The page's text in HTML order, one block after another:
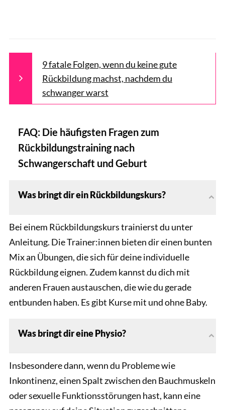
9 fatale Folgen, wenn du keine gute
Rückbildung machst, nachdem du
schwanger warst
FAQ: Die häufigsten Fragen zum
Rückbildungstraining nach
Schwangerschaft und Geburt
Was bringt dir ein Rückbildungskurs?
Bei einem Rückbildungskurs trainierst du unter
Anleitung. Die Trainer:innen bieten dir einen bunten
Mix an Übungen, die sich für deine individuelle
Rückbildung eignen. Zudem kannst du dich mit
anderen Frauen austauschen, die wie du gerade
entbunden haben. Es gibt Kurse mit und ohne Baby.
Was bringt dir eine Physio?
Insbesondere dann, wenn du Probleme wie
Inkontinenz, einen Spalt zwischen den Bauchmuskeln
oder sexuelle Funktionsstörungen hast, kann eine